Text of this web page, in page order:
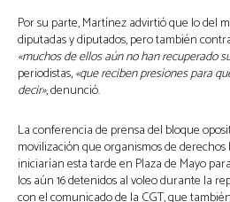
Por su parte, Martínez advirtió que lo del
diputadas y diputados, pero también
«muchos de ellos aún no han recuperado
periodistas,«que reciben presiones para
decir», denunció.
La conferencia de prensa del bloque
movilización que organismos de
iniciarían esta tarde en Plaza de Mayo
los aún 16 detenidos al voleo durante la
con el comunicado de la CGT, que